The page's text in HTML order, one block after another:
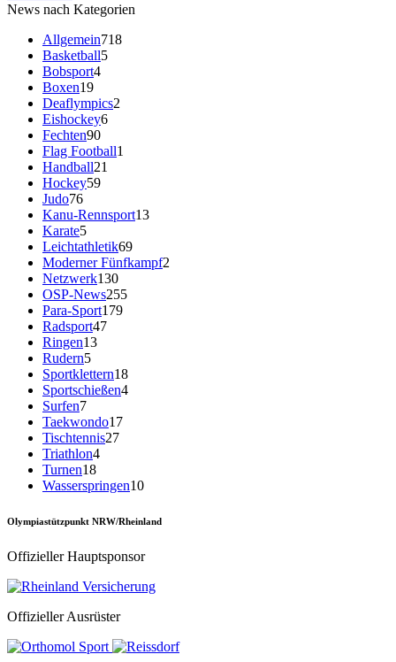
News nach Kategorien
Allgemein718
Basketball5
Bobsport4
Boxen19
Deaflympics2
Eishockey6
Fechten90
Flag Football1
Handball21
Hockey59
Judo76
Kanu-Rennsport13
Karate5
Leichtathletik69
Moderner Fünfkampf2
Netzwerk130
OSP-News255
Para-Sport179
Radsport47
Ringen13
Rudern5
Sportklettern18
Sportschießen4
Surfen7
Taekwondo17
Tischtennis27
Triathlon4
Turnen18
Wasserspringen10
Olympiastützpunkt NRW/Rheinland
Offizieller Hauptsponsor
Offizieller Ausrüster